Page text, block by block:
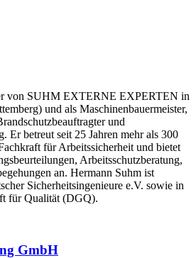
von SUHM EXTERNE EXPERTEN in
und als Maschinenbauermeister,
und
Er betreut seit 25 Jahren mehr als 300
für Arbeitssicherheit und bietet
Arbeitsschutzberatung,
an. Hermann Suhm ist
Sicherheitsingenieure e.V. sowie in
für Qualität (DGQ).
GmbH